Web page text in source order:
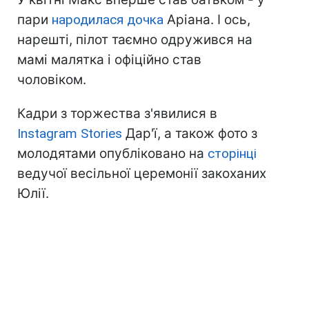
пари народилася дочка Аріана. І ось,
нарешті, пілот таємно одружився на
мамі малятка і офіційно став
чоловіком.
Кадри з торжества з'явилися в
Instagram Stories Дар'ї, а також фото з
молодятами опубліковано на сторінці
ведучої весільної церемонії закоханих
Юлії.